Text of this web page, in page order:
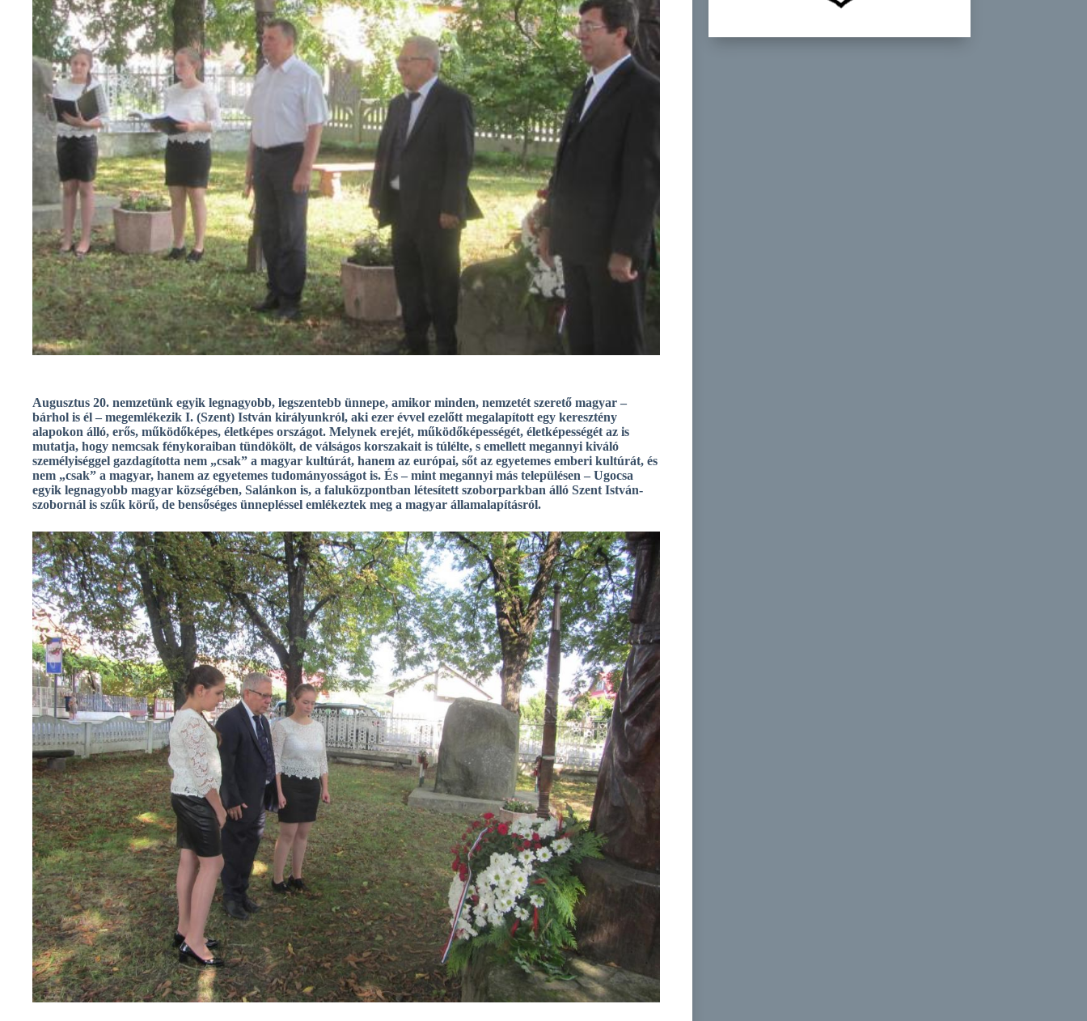
Augusztus 20. nemzetünk egyik legnagyobb, legszentebb ünnepe, amikor minden, nemzetét szerető magyar –
bárhol is él – megemlékezik I. (Szent) István királyunkról, aki ezer évvel ezelőtt megalapított egy keresztény
alapokon álló, erős, működőképes, életképes országot. Melynek erejét, működőképességét, életképességét az is
mutatja, hogy nemcsak fénykoraiban tündökölt, de válságos korszakait is túlélte, s emellett megannyi kiváló
személyiséggel gazdagította nem „csak” a magyar kultúrát, hanem az európai, sőt az egyetemes emberi kultúrát, és
nem „csak” a magyar, hanem az egyetemes tudományosságot is. És – mint megannyi más településen – Ugocsa
egyik legnagyobb magyar községében, Salánkon is, a faluközpontban létesített szoborparkban álló Szent István-
szobornál is szűk körű, de bensőséges ünnepléssel emlékeztek meg a magyar államalapításról.